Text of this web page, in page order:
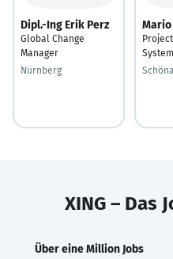
Dipl.-Ing Erik Perz
Global Change
Manager
Nürnberg
XING – Das
Über eine Million Jobs